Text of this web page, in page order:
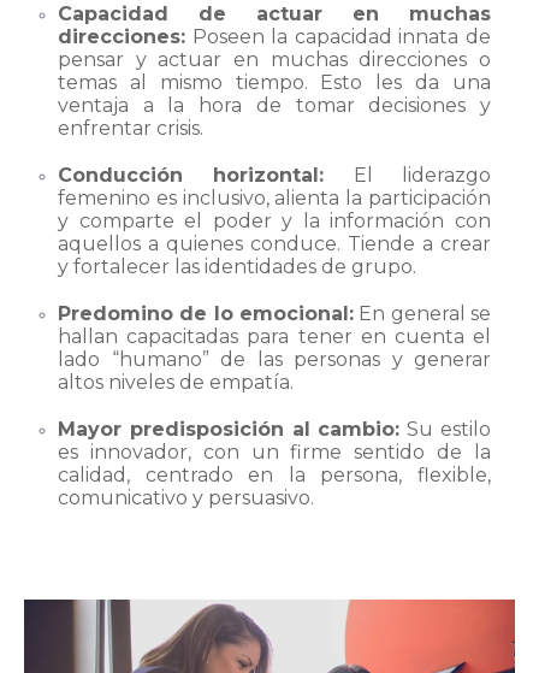
Capacidad de actuar en muchas
direcciones: Poseen la capacidad innata de
pensar y actuar en muchas direcciones o
temas al mismo tiempo. Esto les da una
ventaja a la hora de tomar decisiones y
enfrentar crisis.
Conducción horizontal: El liderazgo
femenino es inclusivo, alienta la participación
y comparte el poder y la información con
aquellos a quienes conduce. Tiende a crear
y fortalecer las identidades de grupo.
Predomino de lo emocional: En general se
hallan capacitadas para tener en cuenta el
lado “humano” de las personas y generar
altos niveles de empatía.
Mayor predisposición al cambio: Su estilo
es innovador, con un firme sentido de la
calidad, centrado en la persona, flexible,
comunicativo y persuasivo.